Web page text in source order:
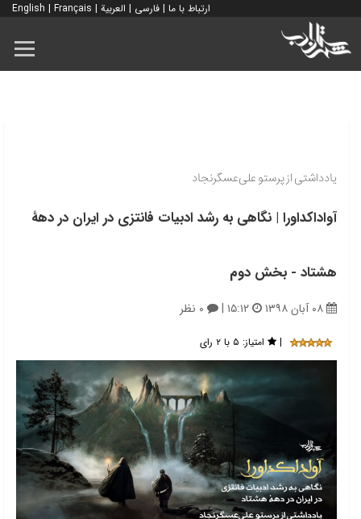
ارتباط با ما | فارسی | العربية |
English | Français
یادداشتی از پرستو علی‌عسگرنجاد
آواداکداورا | نگاهی به رشد ادبیات فانتزی در ایران در دهۀ
هشتاد - بخش دوم
۰۸ آبان ۱۳۹۸ ۱۵:۱۲ | ۰ نظر
| امتیاز: ۵ با ۲ رای